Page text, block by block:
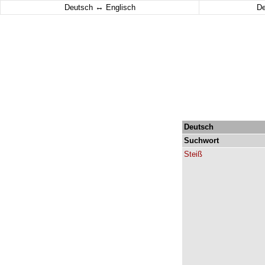
Deutsch ↔ Englisch
Deutsch
Suchwort
Steiß